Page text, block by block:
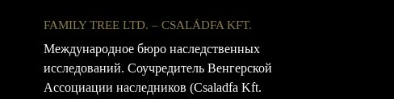
FAMILY TREE LTD. – CSALÁDFA KFT.
Международное бюро наследственных
исследований. Соучредитель Венгерской
Ассоциации наследников (Csaladfa Kft.